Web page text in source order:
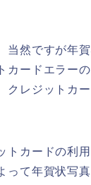
当然ですが年
カードエラー
クレジットカ
トカードの利
って年賀状写